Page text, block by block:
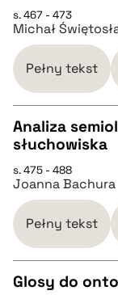
CZYSTY TEKST
pobierz cytat
BIBTEX
s. 467 - 473
Michał
Pełny tekst
pobierz cytat
BIBTEX
Analiza
słuchowiska
s. 475 - 488
Joanna Bachura
Pełny tekst
Glosy do